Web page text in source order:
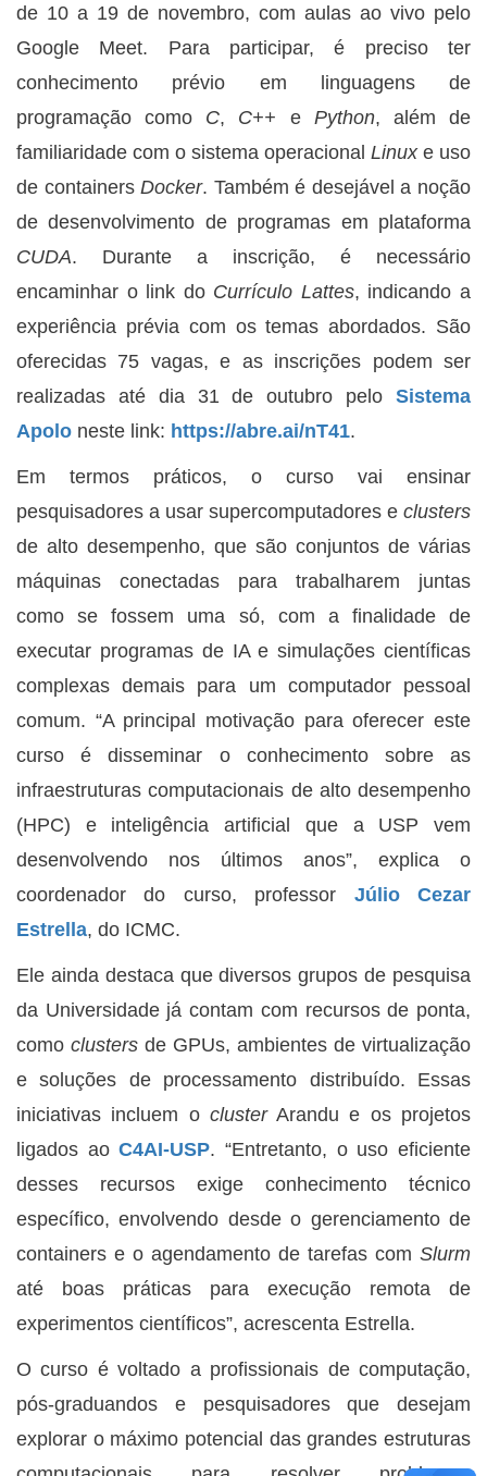
de 10 a 19 de novembro, com aulas ao vivo pelo
Google Meet. Para participar, é preciso ter
conhecimento prévio em linguagens de
programação como C, C++ e Python, além de
familiaridade com o sistema operacional Linux e uso
de containersDocker. Também é desejável a noção
de desenvolvimento de programas em plataforma
CUDA. Durante a inscrição, é necessário
encaminhar o link do Currículo Lattes, indicando a
experiência prévia com os temas abordados. São
oferecidas 75 vagas, e as inscrições podem ser
realizadas até dia 31 de outubro pelo Sistema
Apolo neste link: https://abre.ai/nT41.
Em termos práticos, o curso vai ensinar
pesquisadores a usar supercomputadores e clusters
de alto desempenho, que são conjuntos de várias
máquinas conectadas para trabalharem juntas
como se fossem uma só, com a finalidade de
executar programas de IA e simulações científicas
complexas demais para um computador pessoal
comum. “A principal motivação para oferecer este
curso é disseminar o conhecimento sobre as
infraestruturas computacionais de alto desempenho
(HPC) e inteligência artificial que a USP vem
desenvolvendo nos últimos anos”, explica o
coordenador do curso, professor Júlio Cezar
Estrella, do ICMC.
Ele ainda destaca que diversos grupos de pesquisa
da Universidade já contam com recursos de ponta,
como clusters de GPUs, ambientes de virtualização
e soluções de processamento distribuído. Essas
iniciativas incluem o clusterArandu e os projetos
ligados aoC4AI-USP. “Entretanto, o uso eficiente
desses recursos exige conhecimento técnico
específico, envolvendo desde o gerenciamento de
containers e o agendamento de tarefas com Slurm
até boas práticas para execução remota de
experimentos científicos”, acrescenta Estrella.
O curso é voltado a profissionais de computação,
pós-graduandos e pesquisadores que desejam
explorar o máximo potencial das grandes estruturas